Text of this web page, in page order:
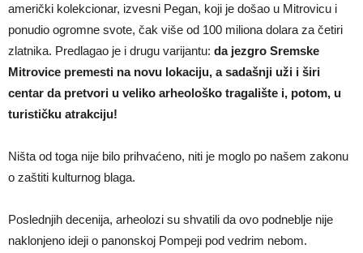
američki kolekcionar, izvesni Pegan, koji je došao u Mitrovicu i
ponudio ogromne svote, čak više od 100 miliona dolara za četiri
zlatnika. Predlagao je i drugu varijantu: da jezgro Sremske
Mitrovice premesti na novu lokaciju, a sadašnji uži i širi
centar da pretvori u veliko arheološko tragalište i, potom, u
turističku atrakciju!
Ništa od toga nije bilo prihvaćeno, niti je moglo po našem zakonu
o zaštiti kulturnog blaga.
Poslednjih decenija, arheolozi su shvatili da ovo podneblje nije
naklonjeno ideji o panonskoj Pompeji pod vedrim nebom.